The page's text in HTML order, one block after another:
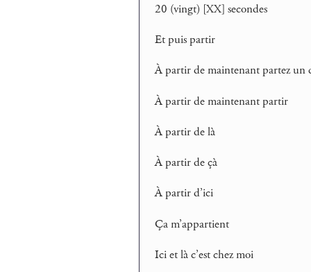
20 (vingt) [XX] secondes
Et puis partir
À partir de maintenant partez un
À partir de maintenant partir
À partir de là
À partir de çà
À partir d’ici
Ça m’appartient
Ici et là c’est chez moi